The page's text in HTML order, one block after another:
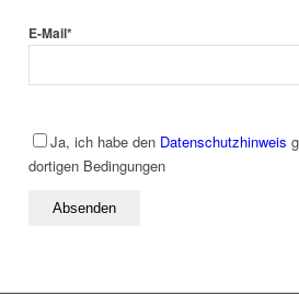
E-Mail*
Ja, ich habe den Datenschutzhinweis
dortigen Bedingungen